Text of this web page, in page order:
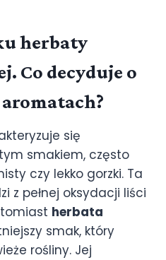
herbaty
Co decyduje o
się
smakiem, często
czy lekko gorzki. Ta
z pełnej oksydacji liści
herbata
smak, który
rośliny. Jej